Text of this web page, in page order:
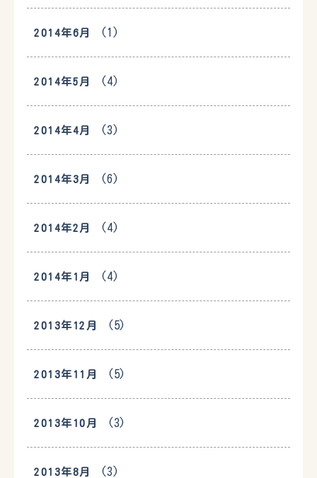
2014年6月 (1)
2014年5月 (4)
2014年4月 (3)
2014年3月 (6)
2014年2月 (4)
2014年1月 (4)
2013年12月 (5)
2013年11月 (5)
2013年10月 (3)
2013年8月 (3)